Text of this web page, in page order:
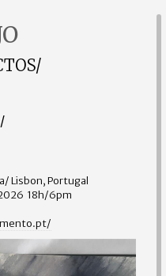
Lisbon, Portugal
18h/6pm